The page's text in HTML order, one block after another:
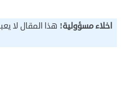
اخلاء مسؤولية! هذا المقال لا